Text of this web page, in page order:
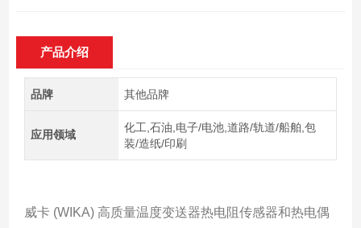
产品介绍
品牌 其他品牌
应用领域
化工,石油,电子/电池,道路/轨道/船舶,包
装/造纸/印刷
威卡 (WIKA) 高质量温度变送器热电阻传感器和热电偶